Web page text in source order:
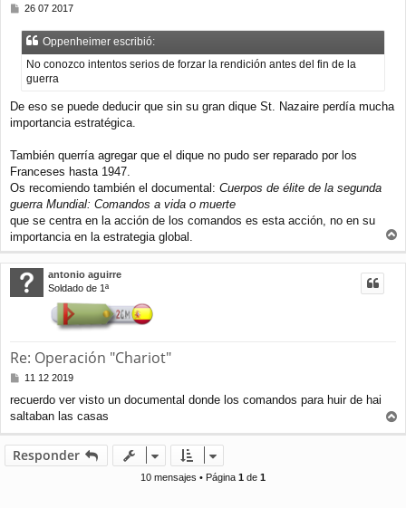
M
n
26 07 2017
Oppenheimer escribió:
No conozco intentos serios de forzar la rendición antes del fin de la
guerra
De eso se puede deducir que sin su gran dique St. Nazaire perdía mucha
importancia estratégica.
También querría agregar que el dique no pudo ser reparado por los
Franceses hasta 1947.
Os recomiendo también el documental: Cuerpos de élite de la segunda
guerra Mundial: Comandos a vida o muerte
que se centra en la acción de los comandos es esta acción, no en su
importancia en la estrategia global.
r
r
antonio aguirre
Soldado de 1ª
Re: Operación "Chariot"
M
n
s
a
j
e
11 12 2019
recuerdo ver visto un documental donde los comandos para huir de hai
saltaban las casas
r
Responder
10 mensajes • Página 1 de 1